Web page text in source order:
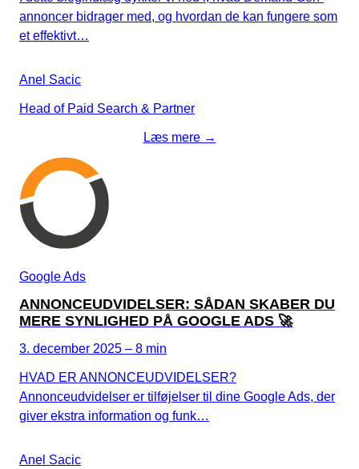
annoncer bidrager med, og hvordan de kan fungere som
et effektivt…
Anel Sacic
Head of Paid Search & Partner
Læs mere →
Google Ads
ANNONCEUDVIDELSER: SÅDAN SKABER DU
MERE SYNLIGHED PÅ GOOGLE ADS 🚀
3. december 2025 – 8 min
HVAD ER ANNONCEUDVIDELSER?
Annonceudvidelser er tilføjelser til dine Google Ads, der
giver ekstra information og funk…
Anel Sacic